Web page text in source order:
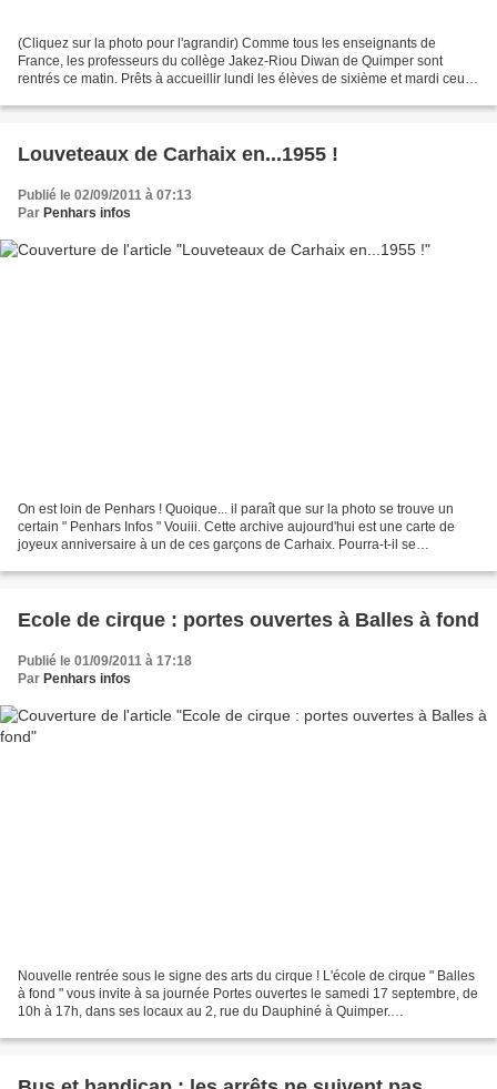
(Cliquez sur la photo pour l'agrandir) Comme tous les enseignants de
France, les professeurs du collège Jakez-Riou Diwan de Quimper sont
rentrés ce matin. Prêts à accueillir lundi les élèves de sixième et mardi ceux
Louveteaux de Carhaix en...1955 !
Publié le 02/09/2011 à 07:13
Par Penhars infos
On est loin de Penhars ! Quoique... il paraît que sur la photo se trouve un
certain " Penhars Infos " Vouiii. Cette archive aujourd'hui est une carte de
joyeux anniversaire à un de ces garçons de Carhaix. Pourra-t-il se
Ecole de cirque : portes ouvertes à Balles à fond
Publié le 01/09/2011 à 17:18
Par Penhars infos
Nouvelle rentrée sous le signe des arts du cirque ! L'école de cirque " Balles
à fond " vous invite à sa journée Portes ouvertes le samedi 17 septembre, de
10h à 17h, dans ses locaux au 2, rue du Dauphiné à Quimper.